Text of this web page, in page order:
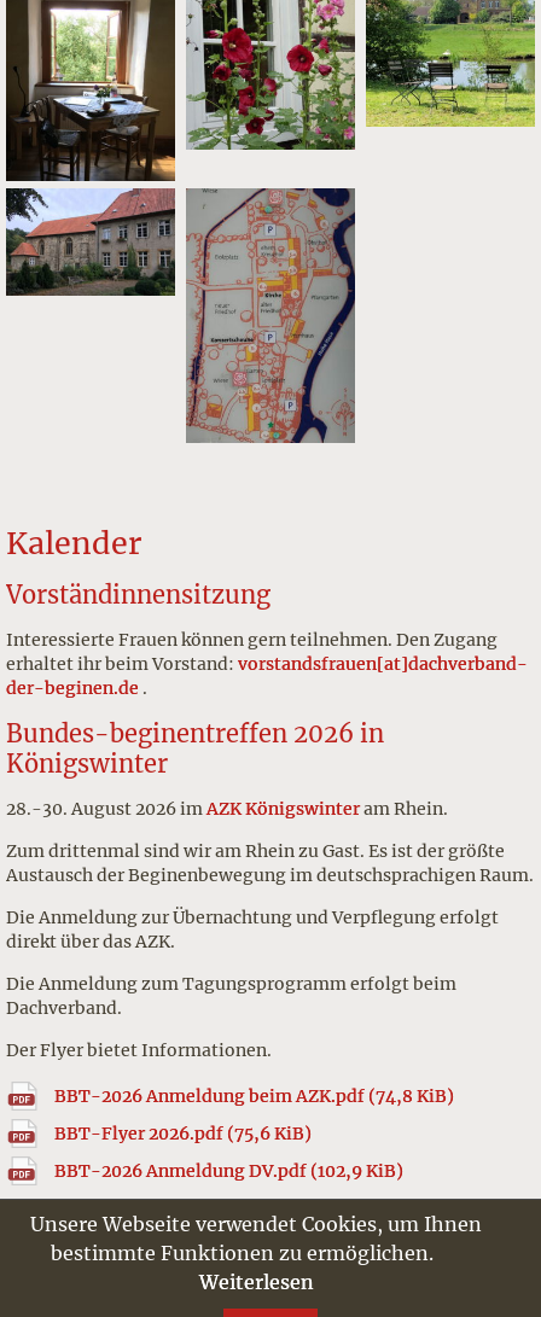
Kalender
Vor­ständin­nen­sit­zung
Interessierte Frauen können gern teilnehmen. Den Zugang
erhaltet ihr beim Vorstand: vorstandsfrauen[at]dachverband-
der-beginen.de .
Bundes-beginentreffen 2026 in
Königswinter
28.-30. August 2026 imAZK Königswinteram Rhein.
Zum drittenmal sind wir am Rhein zu Gast. Es ist der größte
Austausch der Beginenbewegung im deutschsprachigen Raum.
Die Anmeldung zur Übernachtung und Verpflegung erfolgt
direkt über das AZK.
Die Anmeldung zum Tagungsprogramm erfolgt beim
Dachverband.
Der Flyer bietet Informationen.
BBT-2026 Anmeldung beim AZK.pdf (74,8 KiB)
BBT-Flyer 2026.pdf (75,6 KiB)
BBT-2026 Anmeldung DV.pdf (102,9 KiB)
Kontakt Spenden
Impressum
Datenschutz
Unsere Webseite verwendet Cookies, um Ihnen
bestimmte Funktionen zu ermöglichen.
Weiterlesen